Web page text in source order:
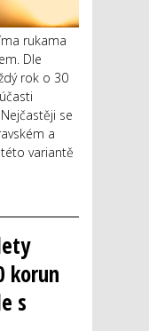
rukama
Dle
rok o 30
se
a
variantě
korun
s